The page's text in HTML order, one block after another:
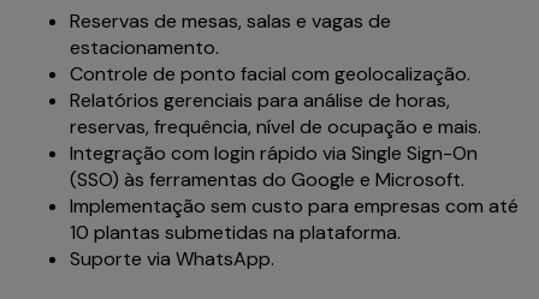
Reservas de mesas, salas e vagas de
estacionamento.
Controle de ponto facial com geolocalização.
Relatórios gerenciais para análise de horas,
reservas, frequência, nível de ocupação e mais.
Integração com login rápido via Single Sign-On
(SSO) às ferramentas do Google e Microsoft.
Implementação sem custo para empresas com até
10 plantas submetidas na plataforma.
Suporte via WhatsApp.